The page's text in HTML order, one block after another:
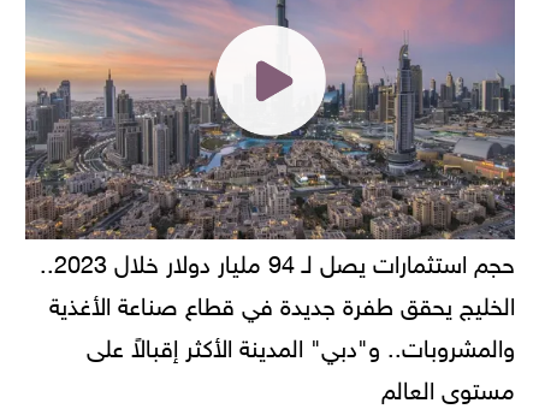
حجم استثمارات يصل لـ 94 مليار دولار خلال 2023..
الخليج يحقق طفرة جديدة في قطاع صناعة الأغذية
والمشروبات.. و"دبي" المدينة الأكثر إقبالاً على
مستوى العالم